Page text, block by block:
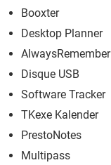
Booxter
Desktop Planner
AlwaysRemember
Disque USB
Software Tracker
TKexe Kalender
PrestoNotes
Multipass